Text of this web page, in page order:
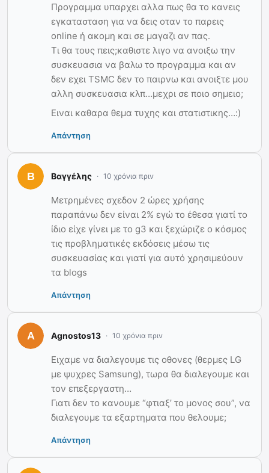
Προγραμμα υπαρχει αλλα πως θα το κανεις
εγκατασταση για να δεις οταν το παρεις
online ή ακομη και σε μαγαζι αν πας.
Τι θα τους πεις;καθιστε λιγο να ανοιξω την
συσκευασια να βαλω το προγραμμα και αν
δεν εχει TSMC δεν το παιρνω και ανοιξτε μου
αλλη συσκευασια κλπ…μεχρι σε ποιο σημειο;
Eιναι καθαρα θεμα τυχης και στατιστικης…:)
Απάντηση
Βαγγέλης 10 χρόνια πριν
Μετρημένες σχεδον 2 ώρες χρήσης
παραπάνω δεν είναι 2% εγώ το έθεσα γιατί το
ίδιο είχε γίνει με το g3 και ξεχώριζε ο κόσμος
τις προβληματικές εκδόσεις μέσω τις
συσκευασίας και γιατί για αυτό χρησιμεύουν
τα blogs
Απάντηση
Agnostos13 10 χρόνια πριν
Ειχαμε να διαλεγουμε τις οθονες (θερμες LG
με ψυχρες Samsung), τωρα θα διαλεγουμε και
τον επεξεργαστη…
Γιατι δεν το κανουμε “φτιαξ’ το μονος σου”, να
διαλεγουμε τα εξαρτηματα που θελουμε;
Απάντηση